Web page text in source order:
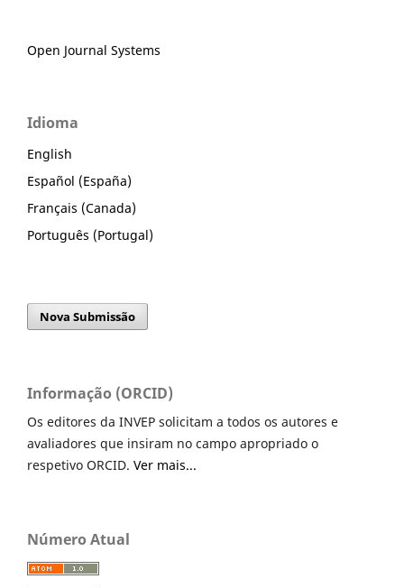
Open Journal Systems
Idioma
English
Español (España)
Français (Canada)
Português (Portugal)
Nova Submissão
Informação (ORCID)
Os editores da INVEP solicitam a todos os autores e
avaliadores que insiram no campo apropriado o
respetivo ORCID. Ver mais...
Número Atual